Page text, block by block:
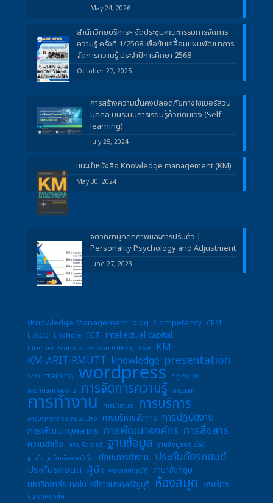
May 24, 2026
สำนักวิทยบริการฯ จัดประชุมคณะกรรมการจัดการ
ความรู้ ครั้งที่ 1/2568 เพื่อขับเคลื่อนแผนพัฒนาการ
จัดการความรู้ ประจำปีการศึกษา 2568
October 27, 2025
การสร้างความมั่นคงปลอดภัยทางไซเบอร์ส่วน
บุคคล บนระบบการเรียนรู้ด้วยตนเอง (Self-
learning)
July 25, 2024
แนะนำหนังสือ Knowledge management (KM)
May 30, 2024
จิตวิทยาบุคลิกภาพและการปรับตัว |
Personality Psychology and Adjustment
June 27, 2023
(Knowledge Management blog Competency CRM
EBSCO
EndNote ICT intellectual capital
Internet Protocol version 6 (IPv6) IPv6 KM
KM-ARIT-RMUTT knowledge presentation
SEO training wordpress กฎหมาย
การคัดลอกผลงาน การจัดการความรู้ การตลาด
การทำงาน การนำเสนอ การบริการ
การบริหารการเปลี่ยนแปลง การบริหารจัดการ การปฏิบัติงาน
การพัฒนาบุคลากร การพัฒนาองค์กร การสื่อสาร
ความสำเร็จ คอมพิวเตอร์ ฐานข้อมูล ฐานข้อมูลออนไลน์
ฐานข้อมูลอ้างอิงงานวิจัย
ทักษะการทำงาน. ประกันภัยรถยนต์
ประกันรถยนต์ ผู้นำ พระราชบัญญัติ ภาษาอังกฤษ
มหาวิทยาลัยเทคโนโลยีราชมงคลธัญบุรี ห้องสมุด องค์กร
แนะนำหนังสือ